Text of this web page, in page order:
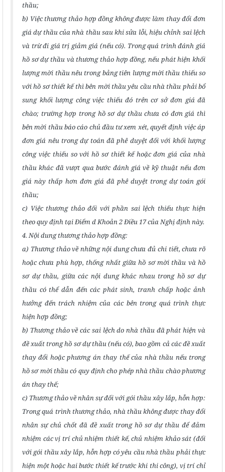
thầu;
b) Việc thương thảo hợp đồng không được làm thay đổi đơn
giá dự thầu của nhà thầu sau khi sửa lỗi, hiệu chỉnh sai lệch
và trừ đi giá trị giảm giá (nếu có). Trong quá trình đánh giá
hồ sơ dự thầu và thương thảo hợp đồng, nếu phát hiện khối
lượng mời thầu nêu trong bảng tiên lượng mời thầu thiếu so
với hồ sơ thiết kế thì bên mời thầu yêu cầu nhà thầu phải bổ
sung khối lượng công việc thiếu đó trên cơ sở đơn giá đã
chào; trường hợp trong hồ sơ dự thầu chưa có đơn giá thì
bên mời thầu báo cáo chủ đầu tư xem xét, quyết định việc áp
đơn giá nêu trong dự toán đã phê duyệt đối với khối lượng
công việc thiếu so với hồ sơ thiết kế hoặc đơn giá của nhà
thầu khác đã vượt qua bước đánh giá về kỹ thuật nếu đơn
giá này thấp hơn đơn giá đã phê duyệt trong dự toán gói
thầu;
c) Việc thương thảo đối với phần sai lệch thiếu thực hiện
theo quy định tại Điểm d Khoản 2 Điều 17 của Nghị định này.
4. Nội dung thương thảo hợp đồng:
a) Thương thảo về những nội dung chưa đủ chi tiết, chưa rõ
hoặc chưa phù hợp, thống nhất giữa hồ sơ mời thầu và hồ
sơ dự thầu, giữa các nội dung khác nhau trong hồ sơ dự
thầu có thể dẫn đến các phát sinh, tranh chấp hoặc ảnh
hưởng đến trách nhiệm của các bên trong quá trình thực
hiện hợp đồng;
b) Thương thảo về các sai lệch do nhà thầu đã phát hiện và
đề xuất trong hồ sơ dự thầu (nếu có), bao gồm cả các đề xuất
thay đổi hoặc phương án thay thế của nhà thầu nếu trong
hồ sơ mời thầu có quy định cho phép nhà thầu chào phương
án thay thế;
c) Thương thảo về nhân sự đối với gói thầu xây lắp, hỗn hợp:
Trong quá trình thương thảo, nhà thầu không được thay đổi
nhân sự chủ chốt đã đề xuất trong hồ sơ dự thầu để đảm
nhiệm các vị trí chủ nhiệm thiết kế, chủ nhiệm khảo sát (đối
với gói thầu xây lắp, hỗn hợp có yêu cầu nhà thầu phải thực
hiện một hoặc hai bước thiết kế trước khi thi công), vị trí chỉ